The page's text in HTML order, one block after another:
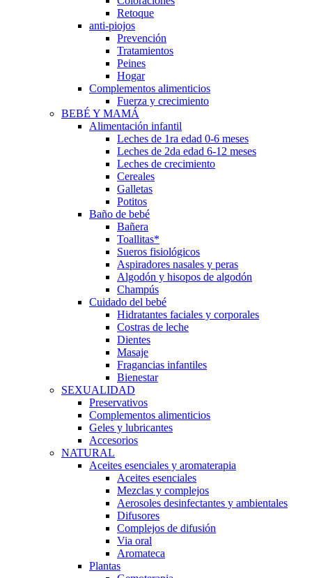
Retoque
anti-piojos
Prevención
Tratamientos
Peines
Hogar
Complementos alimenticios
Fuerza y crecimiento
BEBÉ Y MAMÁ
Alimentación infantil
Leches de 1ra edad 0-6 meses
Leches de 2da edad 6-12 meses
Leches de crecimiento
Cereales
Galletas
Potitos
Baño de bebé
Bañera
Toallitas*
Sueros fisiológicos
Aspiradores nasales y peras
Algodón y hisopos de algodón
Champús
Cuidado del bebé
Hidratantes faciales y corporales
Costras de leche
Dientes
Masaje
Fragancias infantiles
Bienestar
SEXUALIDAD
Preservativos
Complementos alimenticios
Geles y lubricantes
Accesorios
NATURAL
Aceites esenciales y aromaterapia
Aceites esenciales
Mezclas y complejos
Aerosoles desinfectantes y ambientales
Difusores
Complejos de difusión
Via oral
Aromateca
Plantas